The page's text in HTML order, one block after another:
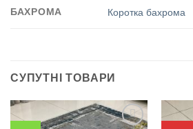
БАХРОМА Коротка бахрома
СУПУТНІ ТОВАРИ